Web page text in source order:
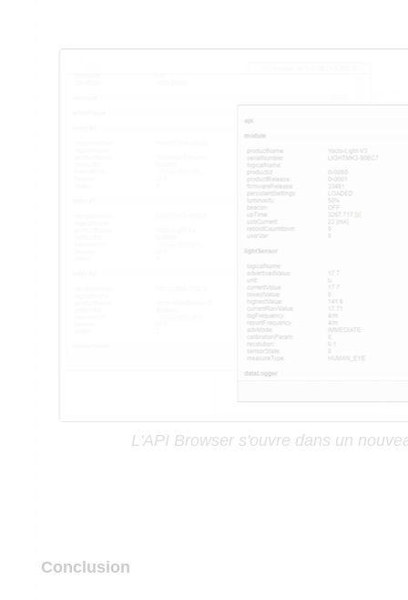
L'API Browser s'ouvre dans un
Conclusion